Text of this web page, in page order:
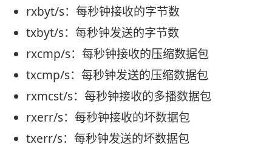
rxbyt/s：每秒钟接收的字节数
txbyt/s：每秒钟发送的字节数
rxcmp/s：每秒钟接收的压缩数据包
txcmp/s：每秒钟发送的压缩数据包
rxmcst/s：每秒钟接收的多播数据包
rxerr/s：每秒钟接收的坏数据包
txerr/s：每秒钟发送的坏数据包